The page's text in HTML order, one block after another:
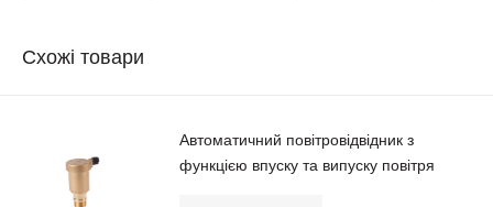
Схожі товари
Автоматичний повітровідвідник з
функцією впуску та випуску повітря